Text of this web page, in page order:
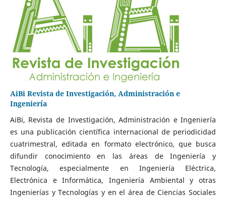
AiBi Revista de Investigación, Administración e
Ingeniería
AiBi, Revista de Investigación, Administración e Ingeniería
es una publicación científica internacional de periodicidad
cuatrimestral, editada en formato electrónico, que busca
difundir conocimiento en las áreas de Ingeniería y
Tecnología, especialmente en Ingeniería Eléctrica,
Electrónica e Informática, Ingeniería Ambiental y otras
Ingenierías y Tecnologías y en el área de Ciencias Sociales